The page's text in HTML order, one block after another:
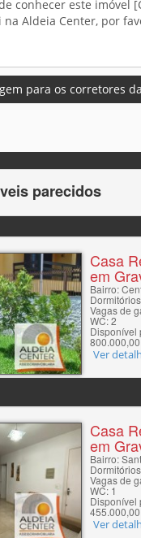
para os corretores
parecidos
Casa
em
Bairro:
Vagas de
WC: 2
Disponível
800.000,00
Ver
Casa
em
Bairro:
Vagas de
WC: 1
Disponível
455.000,00
Ver